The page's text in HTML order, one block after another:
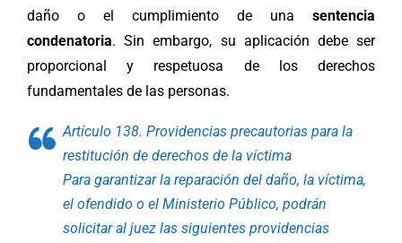
daño o el cumplimiento de una sentencia
condenatoria. Sin embargo, su aplicación debe ser
proporcional y respetuosa de los derechos
fundamentales de las personas.
Artículo 138. Providencias precautorias para la
restitución de derechos de la víctima
Para garantizar la reparación del daño, la víctima,
el ofendido o el Ministerio Público, podrán
solicitar al juez las siguientes providencias